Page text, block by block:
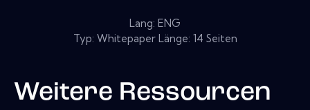
Lang: ENG
Typ: Whitepaper Länge: 14 Seiten
Weitere Ressourcen